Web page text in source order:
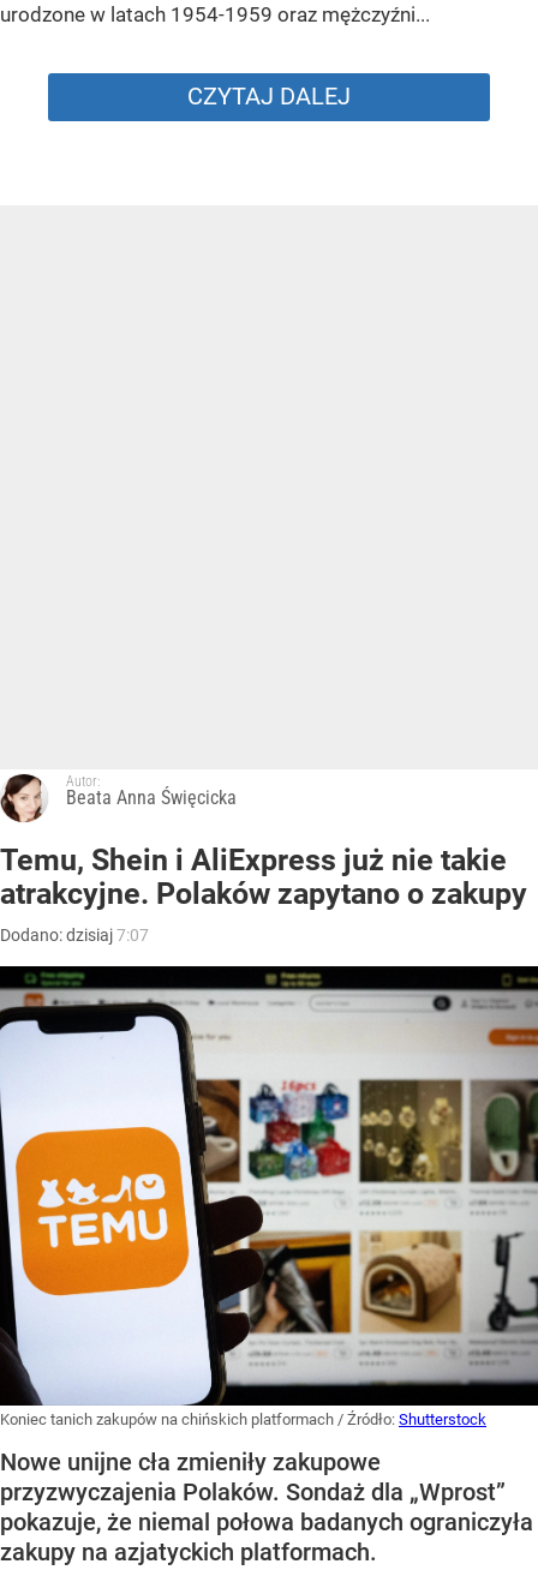
urodzone w latach 1954-1959 oraz mężczyźni...
CZYTAJ DALEJ
Autor:
Beata Anna Święcicka
Temu, Shein i AliExpress już nie takie
atrakcyjne. Polaków zapytano o zakupy
Dodano:dzisiaj7:07
Koniec tanich zakupów na chińskich platformach / Źródło: Shutterstock
Nowe unijne cła zmieniły zakupowe
przyzwyczajenia Polaków. Sondaż dla „Wprost”
pokazuje, że niemal połowa badanych ograniczyła
zakupy na azjatyckich platformach.